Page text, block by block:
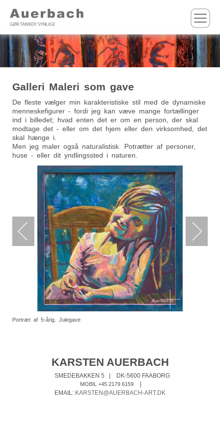
Galleri Maleri som gave
De fleste vælger min karakteristiske stil med de dynamiske
menneskefigurer - fordi jeg kan væve mange fortællinger
ind i billedet; hvad enten det er om en person, der skal
modtage det - eller om det hjem eller den virksomhed, det
skal hænge i.
Men jeg maler også naturalistisk. Potrætter af personer,
huse - eller dit yndlingssted i naturen.
Portræt af 5-årig. Julegave
KARSTEN AUERBACH
SMEDEBAKKEN 5 | DK-5600 FAABORG
MOBIL +45 2179 6159
|
EMAIL: KARSTEN@AUERBACH-ART.DK